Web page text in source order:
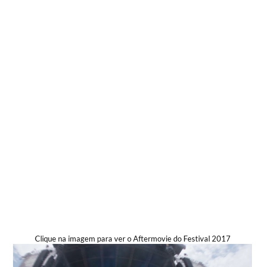
Clique na imagem para ver o Aftermovie do Festival 2017